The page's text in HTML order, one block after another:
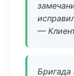
—
Бригада